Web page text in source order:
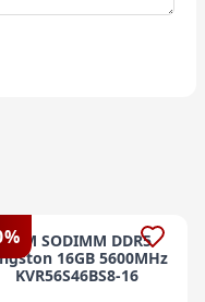
%
RAM SODIMM DDR5
16GB 5600MHz
KVR56S46BS8-16